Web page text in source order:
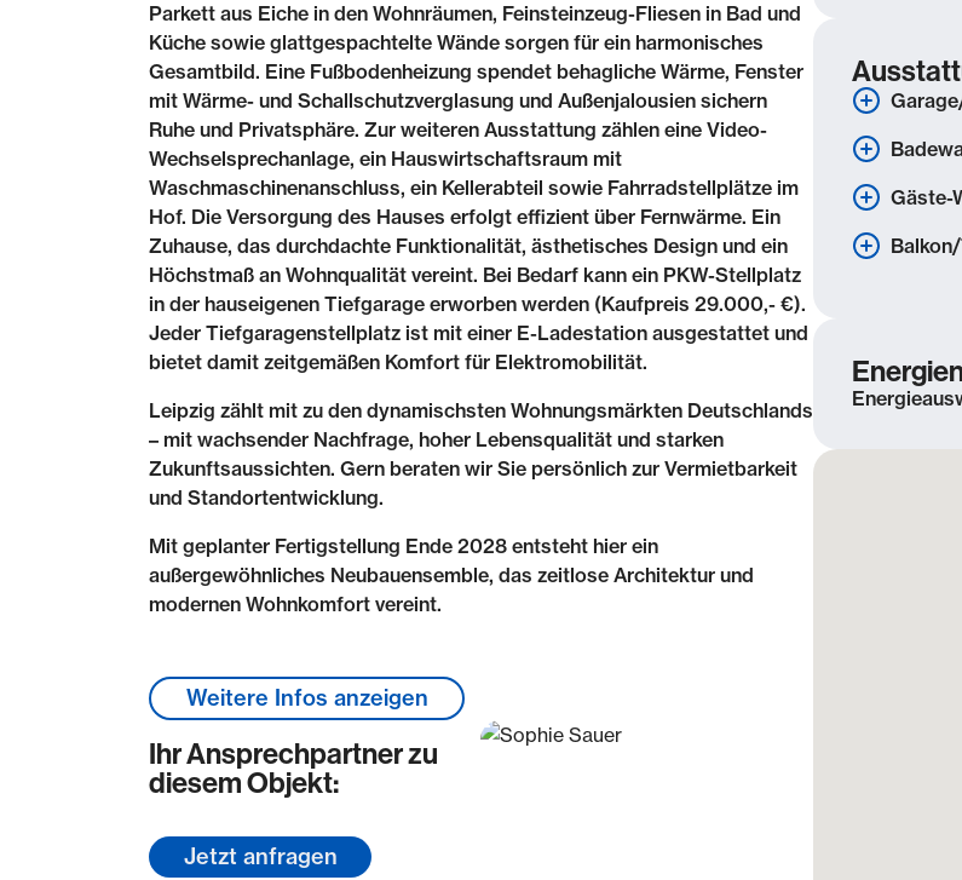
Parkett aus Eiche in den Wohnräumen, Feinsteinzeug-Fliesen in Bad und
Küche sowie glattgespachtelte Wände sorgen für ein harmonisches
Gesamtbild. Eine Fußbodenheizung spendet behagliche Wärme, Fenster
mit Wärme- und Schallschutzverglasung und Außenjalousien sichern
Ruhe und Privatsphäre. Zur weiteren Ausstattung zählen eine Video-
Wechselsprechanlage, ein Hauswirtschaftsraum mit
Waschmaschinenanschluss, ein Kellerabteil sowie Fahrradstellplätze im
Hof. Die Versorgung des Hauses erfolgt effizient über Fernwärme. Ein
Zuhause, das durchdachte Funktionalität, ästhetisches Design und ein
Höchstmaß an Wohnqualität vereint. Bei Bedarf kann ein PKW-Stellplatz
in der hauseigenen Tiefgarage erworben werden (Kaufpreis 29.000,- €).
Jeder Tiefgaragenstellplatz ist mit einer E-Ladestation ausgestattet und
bietet damit zeitgemäßen Komfort für Elektromobilität.
Leipzig zählt mit zu den dynamischsten Wohnungsmärkten Deutschlands
– mit wachsender Nachfrage, hoher Lebensqualität und starken
Zukunftsaussichten. Gern beraten wir Sie persönlich zur Vermietbarkeit
und Standortentwicklung.
Mit geplanter Fertigstellung Ende 2028 entsteht hier ein
außergewöhnliches Neubauensemble, das zeitlose Architektur und
modernen Wohnkomfort vereint.
Lage & Umgebung
Die Immobilie liegt im begehrten Stadtteil Zentrum-Ost, nur wenige
Gehminuten von der Innenstadt entfernt – eine der begehrtesten
Wohnlagen der Stadt. Hier verbinden sich urbanes Leben, historische
Das Umfeld besticht durch seine historische Gründerzeitarchitektur,
Weitere Infos anzeigen
Ihr Ansprechpartner zu
diesem Objekt:
Jetzt anfragen
Gäste-